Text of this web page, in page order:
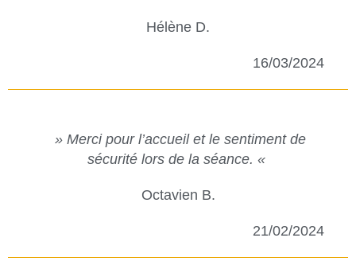
Hélène D.
16/03/2024
» Merci pour l’accueil et le sentiment de
sécurité lors de la séance. «
Octavien B.
21/02/2024